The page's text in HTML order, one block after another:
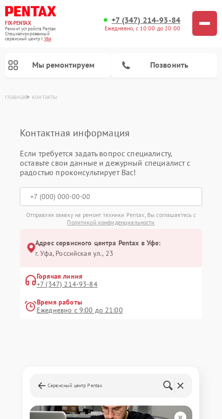
FIX-PENTAX
Ремонт устройств Pentax
Специализированный
cервисный центр г.Уфа
+7 (347) 214-93-84
Ежедневно, с 10:00 до 20:00
Мы ремонтируем Позвонить
главная контакты
Контактная информация
Если требуется задать вопрос специалисту,
оставьте свои данные и дежурный специалист с
радостью проконсультирует Вас!
Отправляя заявку на ремонт техники Pentax, Вы соглашаетесь с
Политикой конфиденциальности
Адрес сервисного центра Pentax в Уфе:
г. Уфа, Российская ул., 23
Горячая линия
+7 (347) 214-93-84
Время работы
Ежедневно с 9:00 до 21:00
Сервисный центр Pentax